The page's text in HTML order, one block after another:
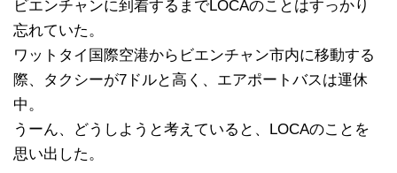
ビエンチャンに到着するまでLOCAのことはすっかり
忘れていた。
ワットタイ国際空港からビエンチャン市内に移動する
際、タクシーが7ドルと高く、エアポートバスは運休
中。
うーん、どうしようと考えていると、LOCAのことを
思い出した。